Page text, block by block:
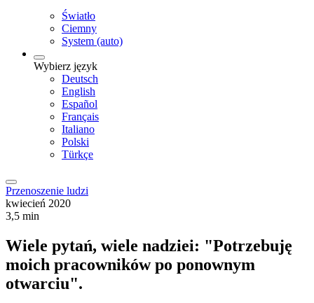
Światło
Ciemny
System (auto)
Wybierz język
Deutsch
English
Español
Français
Italiano
Polski
Türkçe
Przenoszenie ludzi
kwiecień 2020
3,5 min
Wiele pytań, wiele nadziei: "Potrzebuję
moich pracowników po ponownym
otwarciu".